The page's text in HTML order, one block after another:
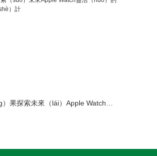
蘋（píng）果探索未來（lái）Apple Watch靈活的顯示設計